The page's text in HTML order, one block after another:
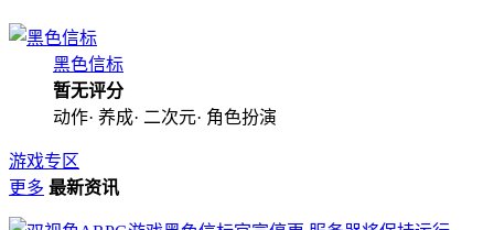
黑色信标
暂无评分
动作· 养成· 二次元· 角色扮演
游戏专区
更多 最新资讯